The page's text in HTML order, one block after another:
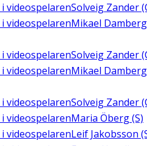
i videospelarenSolveig Zander
i videospelarenMikael Damberg
i videospelarenSolveig Zander
i videospelarenMikael Damberg
i videospelarenSolveig Zander
i videospelarenMaria Öberg (S)
i videospelarenLeif Jakobsson